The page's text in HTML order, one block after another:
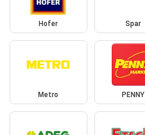
Hofer Spar
Metro PENNY